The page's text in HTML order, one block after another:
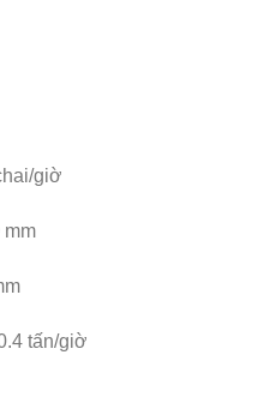
giờ
tấn/giờ